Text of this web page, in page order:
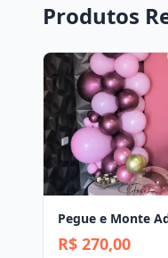
Produtos
Pegue e Monte
R$ 270,00